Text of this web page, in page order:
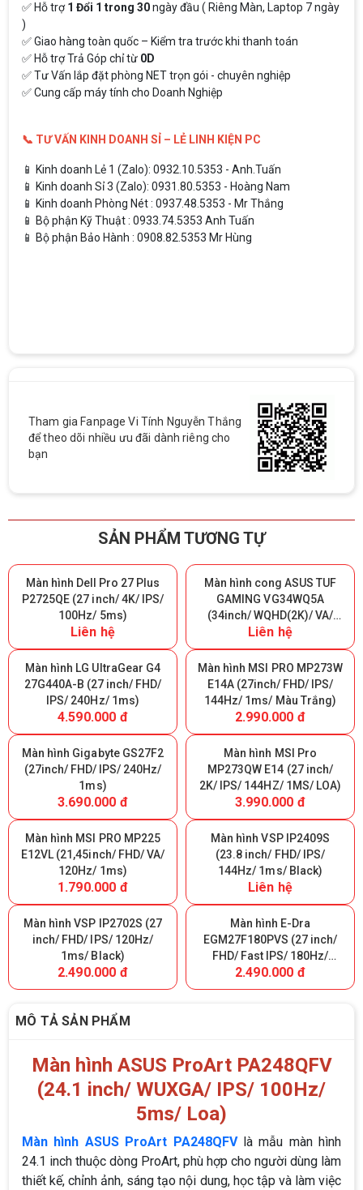
✅ Hỗ trợ1 Đổi 1 trong 30ngày đầu ( Riêng Màn, Laptop 7 ngày
)
✅ Giao hàng toàn quốc – Kiểm tra trước khi thanh toán
✅ Hỗ trợ Trả Góp chỉ từ 0D
✅ Tư Vấn lắp đặt phòng NET trọn gói - chuyên nghiệp
✅ Cung cấp máy tính cho Doanh Nghiệp
📞 TƯ VẤN KINH DOANH SỈ – LẺ LINH KIỆN PC
📱 Kinh doanh Lẻ 1 (Zalo): 0932.10.5353 - Anh.Tuấn
📱 Kinh doanh Sỉ 3 (Zalo): 0931.80.5353 - Hoàng Nam
📱 Kinh doanh Phòng Nét : 0937.48.5353 - Mr Thắng
📱 Bộ phận Kỹ Thuật : 0933.74.5353 Anh Tuấn
📱 Bộ phận Bảo Hành : 0908.82.5353 Mr Hùng
Tham gia Fanpage Vi Tính Nguyễn Thắng
để theo dõi nhiều ưu đãi dành riêng cho
bạn
SẢN PHẨM TƯƠNG TỰ
Màn hình Dell Pro 27 Plus
P2725QE (27 inch/ 4K/ IPS/
100Hz/ 5ms)
Liên hệ
Màn hình cong ASUS TUF
GAMING VG34WQ5A
(34inch/ WQHD(2K)/ VA/
200Hz/ 0.5ms/ 1500R)
Liên hệ
Màn hình LG UltraGear G4
27G440A-B (27 inch/ FHD/
IPS/ 240Hz/ 1ms)
4.590.000 đ
Màn hình MSI PRO MP273W
E14A (27inch/ FHD/ IPS/
144Hz/ 1ms/ Màu Trắng)
2.990.000 đ
Màn hình Gigabyte GS27F2
(27inch/ FHD/ IPS/ 240Hz/
1ms)
3.690.000 đ
Màn hình MSI Pro
MP273QW E14 (27 inch/
2K/ IPS/ 144HZ/ 1MS/ LOA)
3.990.000 đ
Màn hình MSI PRO MP225
E12VL (21,45inch/ FHD/ VA/
120Hz/ 1ms)
1.790.000 đ
Màn hình VSP IP2409S
(23.8 inch/ FHD/ IPS/
144Hz/ 1ms/ Black)
Liên hệ
Màn hình VSP IP2702S (27
inch/ FHD/ IPS/ 120Hz/
1ms/ Black)
2.490.000 đ
Màn hình E-Dra
EGM27F180PVS (27 inch/
FHD/ Fast IPS/ 180Hz/
0.5ms)
2.490.000 đ
MÔ TẢ SẢN PHẨM
Màn hình ASUS ProArt PA248QFV
(24.1 inch/ WUXGA/ IPS/ 100Hz/
5ms/ Loa)
Màn hình ASUS ProArt PA248QFVlà mẫu màn hình
24.1 inch thuộc dòng ProArt, phù hợp cho người dùng làm
thiết kế, chỉnh ảnh, sáng tạo nội dung, học tập và làm việc